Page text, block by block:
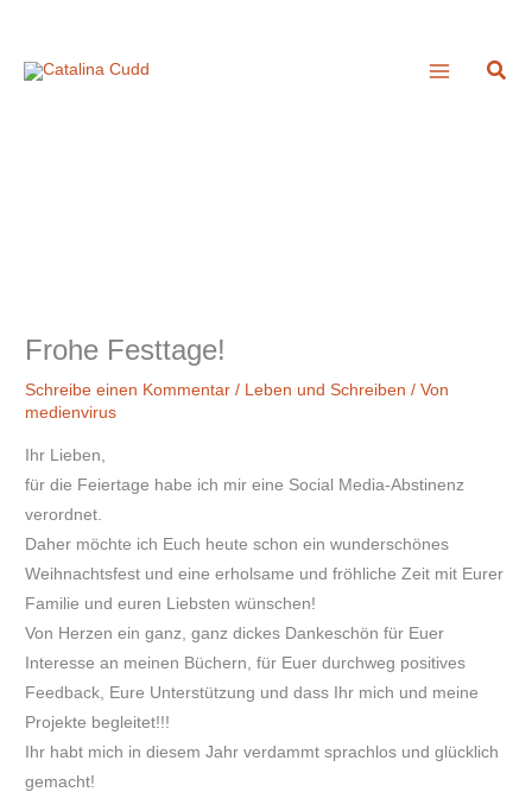
springen
Frohe Festtage!
Schreibe einen Kommentar / Leben und Schreiben / Von
medienvirus
Ihr Lieben,
für die Feiertage habe ich mir eine Social Media-Abstinenz
verordnet.
Daher möchte ich Euch heute schon ein wunderschönes
Weihnachtsfest und eine erholsame und fröhliche Zeit mit Eurer
Familie und euren Liebsten wünschen!
Von Herzen ein ganz, ganz dickes Dankeschön für Euer
Interesse an meinen Büchern, für Euer durchweg positives
Feedback, Eure Unterstützung und dass Ihr mich und meine
Projekte begleitet!!!
Ihr habt mich in diesem Jahr verdammt sprachlos und glücklich
gemacht!
c